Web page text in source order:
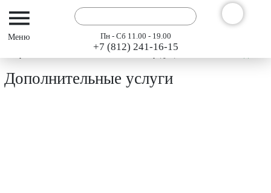
Пн - Сб 11.00 - 19.00
+7 (812) 241-16-15
Каталог продукции "АРГО" 2024
Дополнительные услуги